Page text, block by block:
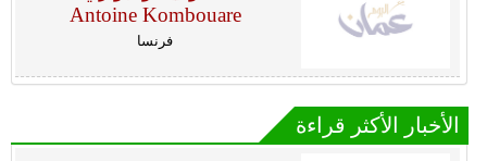
Antoine Kombouare
فرنسا
الأخبار الأكثر قراءة